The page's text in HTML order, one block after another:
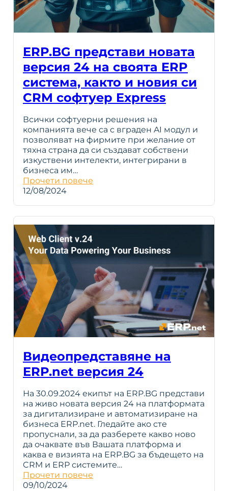
ERP.BG представи новата
версия 24 на своята ERP
система, както и новия си
CRM софтуер Express
Всички софтуерни решения на
компанията вече са с вграден AI модул и
позволяват на фирмите при желание от
тяхна страна да си създават собствени
изкуствени интелекти, интегрирани в
бизнеса им…
Прочети повече
12/08/2024
Видеопредставяне на
ERP.net версия 24
На 30.09.2024 екипът на ERP.BG представи
на живо новата версия 24 на платформата
за дигитализиране и автоматизиране на
бизнеса ERP.net. Гледайте ако сте
пропуснали, за да разберете какво ново
да очаквате във Вашата платформа и
каква е визията на ERP.BG за бъдещето на
CRM и ERP системите…
Прочети повече
09/10/2024